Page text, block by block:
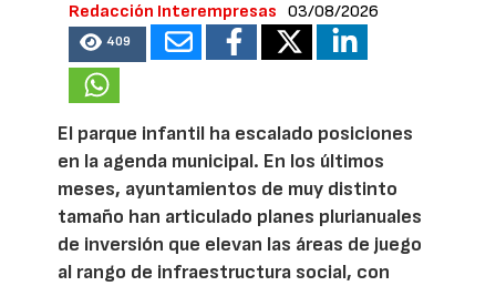
Redacción Interempresas 03/08/2026
409
El parque infantil ha escalado posiciones
en la agenda municipal. En los últimos
meses, ayuntamientos de muy distinto
tamaño han articulado planes plurianuales
de inversión que elevan las áreas de juego
al rango de infraestructura social, con